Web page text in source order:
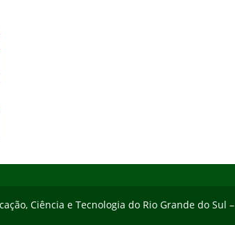
submenus)
Ciência e Tecnologia do Rio Grande do Sul –